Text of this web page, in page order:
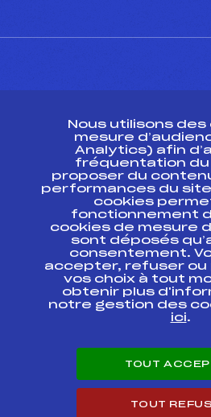
Ressources
Pass’Neige
Projet sportif fédéral
Projet de performance
Antidopage
Pôle Développement,
Scientifique
Listes ministérielles
Pôle vie de l’athlète
Enseignement
Carrières
Nous utilisons des
mesure
Analytics) afin
fréquentation du
proposer du
performances du
cookies
fonctionnement
cookies de mesure
sont déposés
consentement.
accepter, refuser ou
vos choix à tout
obtenir plus
notre gestion des
ici.
TOUT
TOUT